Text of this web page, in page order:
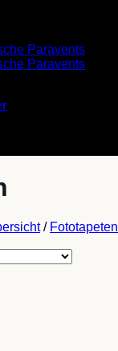
Paravents
Paravents
/ Fototapeten